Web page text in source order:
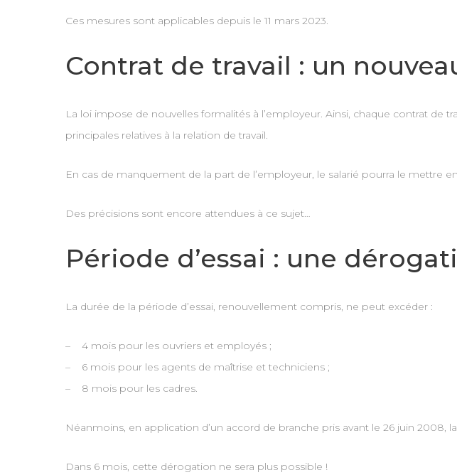
Ces mesures sont applicables depuis le 11 mars 2023.
Contrat de travail : un
La loi impose de nouvelles formalités à l’employeur. Ainsi, chaque contrat de
principales relatives à la relation de travail.
En cas de manquement de la part de l’employeur, le salarié pourra le mettre
Des précisions sont encore attendues à ce sujet…
Période d’essai : une
La durée de la période d’essai, renouvellement compris, ne peut excéder :
– 4 mois pour les ouvriers et employés ;
– 6 mois pour les agents de maîtrise et techniciens ;
– 8 mois pour les cadres.
Néanmoins, en application d’un accord de branche pris avant le 26 juin 2008,
Dans 6 mois, cette dérogation ne sera plus possible !